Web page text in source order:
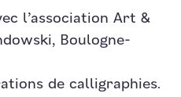
l’association Art &
Boulogne-
de calligraphies.